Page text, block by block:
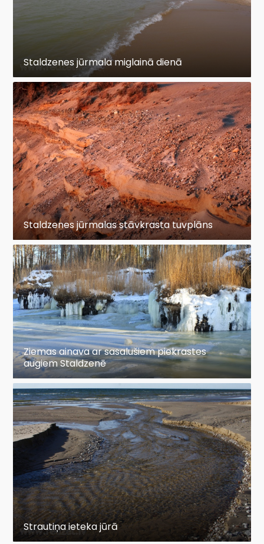
Staldzenes jūrmala miglainā dienā
Staldzenes jūrmalas stāvkrasta tuvplāns
Ziemas ainava ar sasalušiem piekrastes
augiem Staldzenē
Strautiņa ieteka jūrā